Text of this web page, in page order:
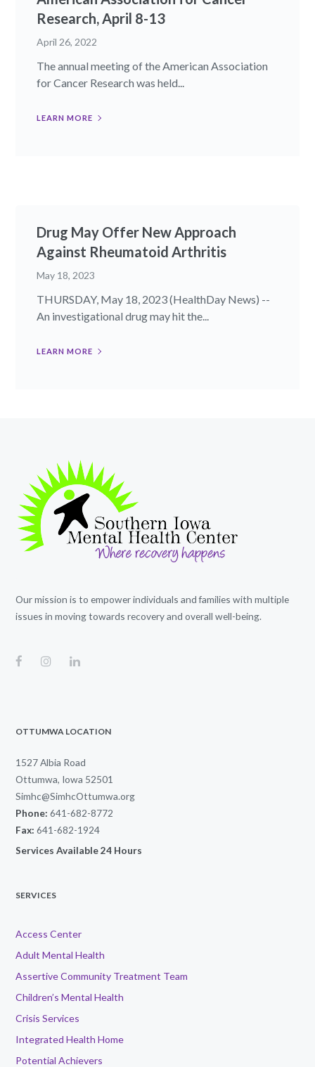
Research, April 8-13
April 26, 2022
The annual meeting of the American Association
for Cancer Research was held...
LEARN MORE
Drug May Offer New Approach
Against Rheumatoid Arthritis
May 18, 2023
THURSDAY, May 18, 2023 (HealthDay News) --
An investigational drug may hit the...
LEARN MORE
Our mission is to empower individuals and families with multiple
issues in moving towards recovery and overall well-being.
OTTUMWA LOCATION
1527 Albia Road
Ottumwa, Iowa 52501
Simhc@SimhcOttumwa.org
Phone: 641-682-8772
Fax: 641-682-1924
Services Available 24 Hours
SERVICES
Access Center
Adult Mental Health
Assertive Community Treatment Team
Children’s Mental Health
Crisis Services
Integrated Health Home
Potential Achievers